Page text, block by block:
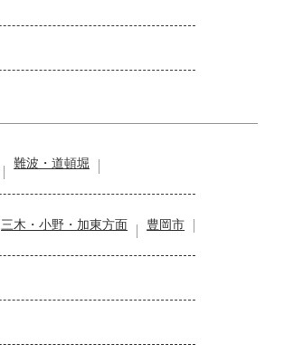
難波・道頓堀
三木・小野・加東方面
豊岡市